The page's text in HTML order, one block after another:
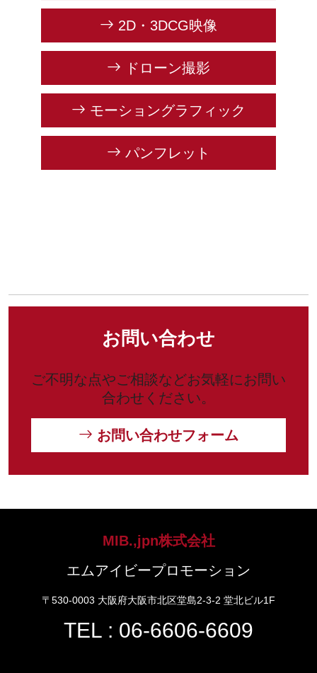
2D・3DCG映像
ドローン撮影
モーショングラフィック
パンフレット
お問い合わせ
ご不明な点やご相談などお気軽にお問い
合わせください。
お問い合わせフォーム
MIB.,jpn株式会社
エムアイビープロモーション
〒530-0003 大阪府大阪市北区堂島2-3-2 堂北ビル1F
TEL : 06-6606-6609